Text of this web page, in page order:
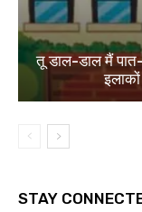
तू डाल-डाल मैं पात-
STAY